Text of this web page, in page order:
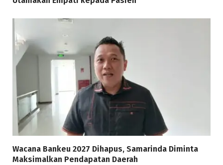
Wacana Bankeu 2027 Dihapus, Samarinda Diminta
Maksimalkan Pendapatan Daerah